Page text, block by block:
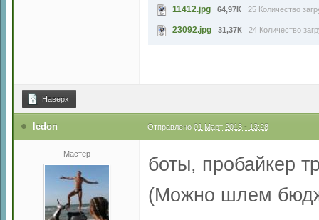
11412.jpg 64,97К 25 Количество
23092.jpg 31,37К 24 Количество
Наверх
ledon Отправлено 01 Март 2013 - 13:28
Мастер
боты, пробайкер
(Можно шлем